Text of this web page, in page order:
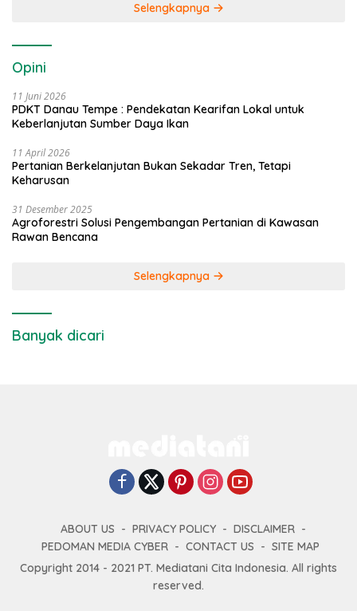
Selengkapnya
Opini
11 Juni 2026
PDKT Danau Tempe : Pendekatan Kearifan Lokal untuk
Keberlanjutan Sumber Daya Ikan
11 April 2026
Pertanian Berkelanjutan Bukan Sekadar Tren, Tetapi
Keharusan
31 Desember 2025
Agroforestri Solusi Pengembangan Pertanian di Kawasan
Rawan Bencana
Selengkapnya
Banyak dicari
ABOUT US PRIVACY POLICY
DISCLAIMER
PEDOMAN MEDIA CYBER
CONTACT US
SITE MAP
Copyright 2014 - 2021 PT. Mediatani Cita Indonesia. All rights
reserved.